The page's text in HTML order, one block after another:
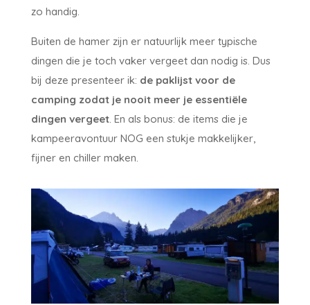
zo handig.
Buiten de hamer zijn er natuurlijk meer typische
dingen die je toch vaker vergeet dan nodig is. Dus
bij deze presenteer ik: de paklijst voor de
camping zodat je nooit meer je essentiële
dingen vergeet. En als bonus: de items die je
kampeeravontuur NOG een stukje makkelijker,
fijner en chiller maken.